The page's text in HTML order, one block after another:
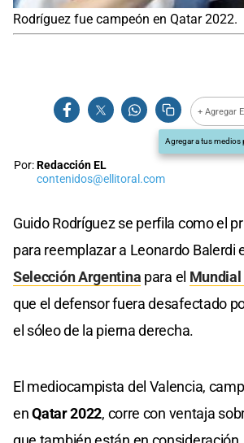
Rodríguez fue campeón en Qatar 2022.
+ Agregar
Agregar a tus medios
Por:Redacción EL
contenidos@ellitoral.com
Guido Rodríguez se perfila como el
para reemplazar a Leonardo Balerdi
Selección Argentina para el Mundial
que el defensor fuera desafectado
el sóleo de la pierna derecha.
El mediocampista del Valencia,
enQatar 2022, corre con ventaja